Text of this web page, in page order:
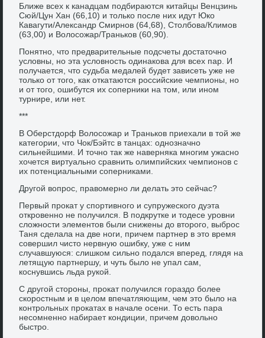
Ближе всех к канадцам подбираются китайцы Венцзинь
Сюй/Цун Хан (66,10) и только после них идут Юко
Кавагути/Александр Смирнов (64,68), Столбова/Климов
(63,00) и Волосожар/Траньков (60,90).
Понятно, что предварительные подсчеты достаточно
условны, но эта условность одинакова для всех пар. И
получается, что судьба медалей будет зависеть уже не
только от того, как откатаются российские чемпионы, но
и от того, ошибутся их соперники на том, или ином
турнире, или нет.
***
В Оберстдорф Волосожар и Траньков приехали в той же
категории, что Чок/Бэйтс в танцах: однозначно
сильнейшими. И точно так же наверняка многим ужасно
хочется виртуально сравнить олимпийских чемпионов с
их потенциальными соперниками.
Другой вопрос, правомерно ли делать это сейчас?
Первый прокат у спортивного и супружеского дуэта
откровенно не получился. В подкрутке и тодесе уровни
сложности элементов были снижены до второго, выброс
Таня сделала на две ноги, причем партнер в это время
совершил чисто нервную ошибку, уже с ним
случавшуюся: слишком сильно подался вперед, глядя на
летящую партнершу, и чуть было не упал сам,
коснувшись льда рукой.
С другой стороны, прокат получился гораздо более
скоростным и в целом впечатляющим, чем это было на
контрольных прокатах в начале осени. То есть пара
несомненно набирает кондиции, причем довольно
быстро.